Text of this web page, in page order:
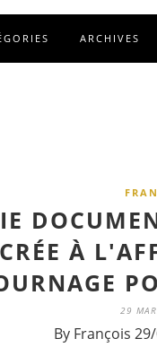
ARCHIVES
À
29
By François